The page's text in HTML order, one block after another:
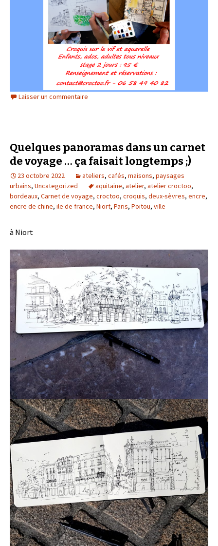
Laisser un commentaire
Quelques panoramas dans un carnet
de voyage … ça faisait longtemps ;)
23 octobre 2022 ateliers, cafés, maisons, paysages
urbains, Uncategorized aquitaine, atelier, atelier croctoo,
bordeaux, Carnet de voyage, croctoo, croquis, deux-sèvres, encre,
encre de chine, ile de france, Niort, Paris, Poitou, ville
à Niort